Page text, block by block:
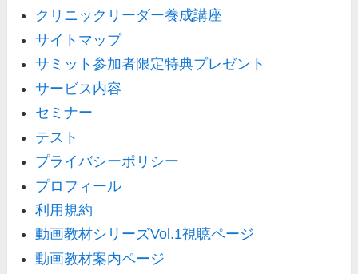
クリニックリーダー養成講座
サイトマップ
サミット参加者限定特典プレゼント
サービス内容
セミナー
テスト
プライバシーポリシー
プロフィール
利用規約
動画教材シリーズVol.1視聴ページ
動画教材案内ページ